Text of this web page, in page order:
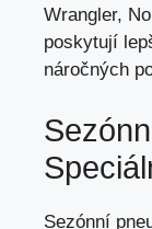
Wrangler,
poskytují
náročných
Sezónní